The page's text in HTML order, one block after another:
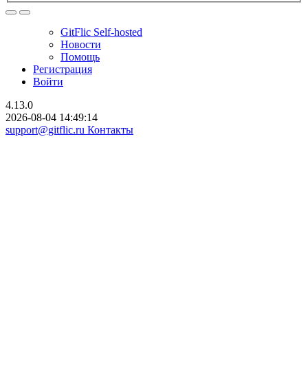
GitFlic Self-hosted
Новости
Помощь
Регистрация
Войти
4.13.0
2026-08-04 14:49:14
support@gitflic.ru Контакты